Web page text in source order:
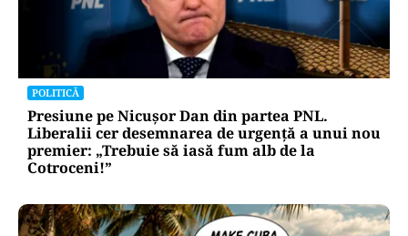
POLITICĂ
Presiune pe Nicușor Dan din partea PNL.
Liberalii cer desemnarea de urgență a unui nou
premier: „Trebuie să iasă fum alb de la
Cotroceni!”